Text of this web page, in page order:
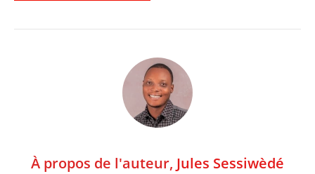
À propos de l'auteur, Jules Sessiwèdé